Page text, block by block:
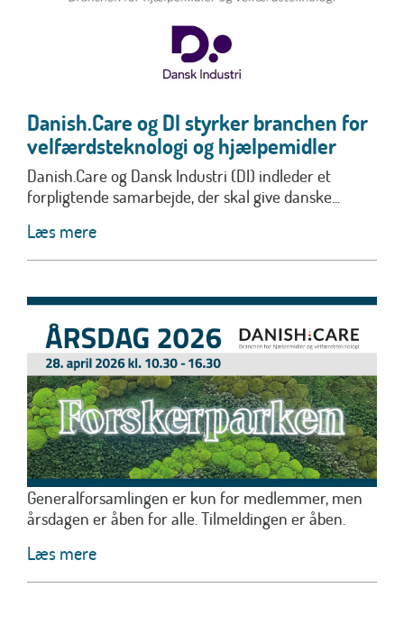
Danish.Care og DI styrker branchen for
velfærdsteknologi og hjælpemidler
Danish.Care og Dansk Industri (DI) indleder et
forpligtende samarbejde, der skal give danske...
Læs mere
Generalforsamlingen er kun for medlemmer, men
årsdagen er åben for alle. Tilmeldingen er åben.
Læs mere